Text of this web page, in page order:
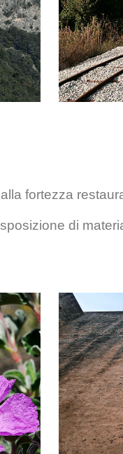
fortezza
di